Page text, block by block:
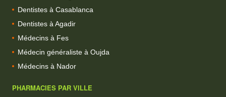
Dentistes à Casablanca
Dentistes à Agadir
Médecins à Fes
Médecin généraliste à Oujda
Médecins à Nador
PHARMACIES PAR VILLE